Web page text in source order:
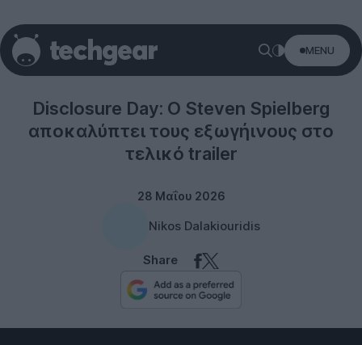
MENU
Entertainment
Disclosure Day: Ο Steven Spielberg
αποκαλύπτει τους εξωγήινους στο
τελικό trailer
28 Μαΐου 2026
Nikos Dalakiouridis
Share